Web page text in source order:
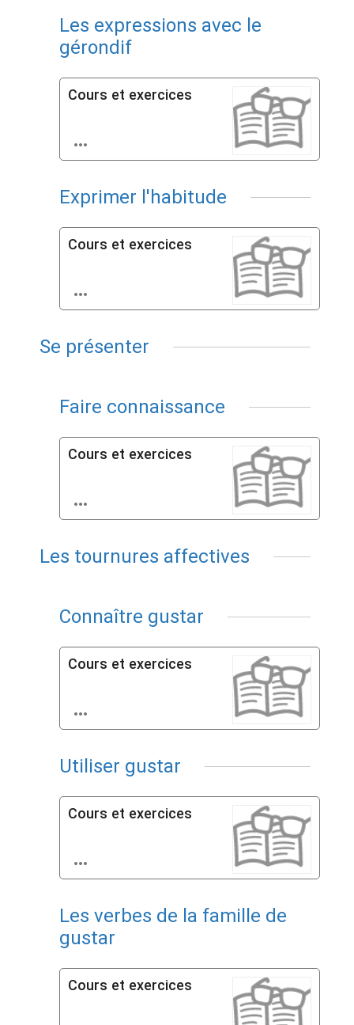
Les expressions avec le
gérondif
Cours et exercices

Exprimer l'habitude
Cours et exercices

Se présenter
Faire connaissance
Cours et exercices

Les tournures affectives
Connaître gustar
Cours et exercices

Utiliser gustar
Cours et exercices

Les verbes de la famille de
gustar
Cours et exercices